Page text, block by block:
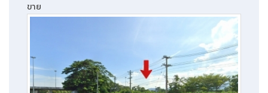
ขาย